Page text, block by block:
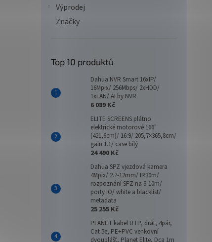
Výprodej
Značky
Top 10 produktů
Dahua NVR Smart 16xIP/
16Mpix/ 256Mbps/ 2xHDD/
1xLAN/ AI by NVR
6 089 Kč
ELITE SCREENS plátno
elektrické motorové 166"
(421,6cm)/ 16:9/ 205,7×365,8cm/
gain 1.1/ case bílý
24 490 Kč
Dahua SPZ vjezdová kamera
4Mpix/ 2.7-12mm/ IR30m/
rozpoznání SPZ na 3-10m/
porty IO/ white a blacklist/
metadata
25 255 Kč
PLANET kabel UTP, drát, 4pár,
Cat 5e, PE+PVC venkovní
dvouplášť, Planet Elite, Dca 1m